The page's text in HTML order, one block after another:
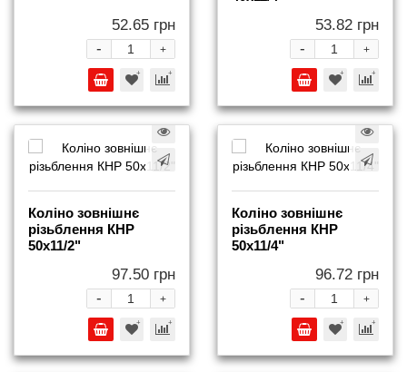
52.65 грн
+
-
53.82 грн
+
-
Коліно зовнішнє
різьблення КНР
50x11/2"
97.50 грн
+
-
Коліно зовнішнє
різьблення КНР
50x11/4"
96.72 грн
+
-